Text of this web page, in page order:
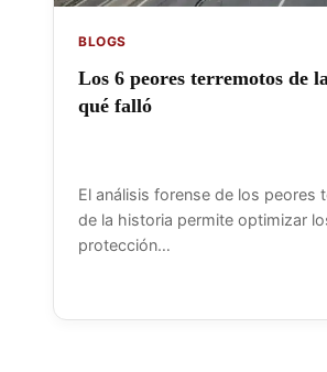
BLOGS
Los 6 peores terremotos de
qué falló
El análisis forense de los peores
de la historia permite optimizar
protección…